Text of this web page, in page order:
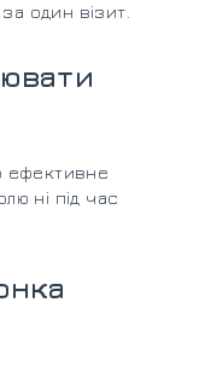
один візит.
ефективне
ні під час